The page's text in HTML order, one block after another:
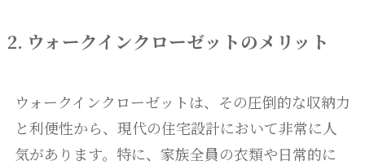
2. ウォークインクローゼットのメリット
ウォークインクローゼットは、その圧倒的な収納力
と利便性から、現代の住宅設計において非常に人
気があります。特に、家族全員の衣類や日常的に